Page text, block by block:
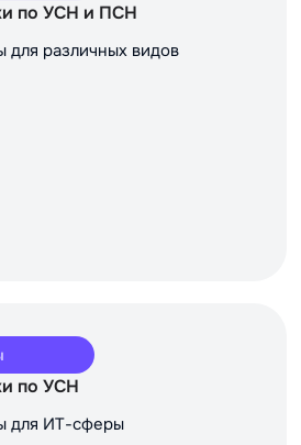
по УСН и ПСН
для различных видов
по УСН
для ИТ-сферы